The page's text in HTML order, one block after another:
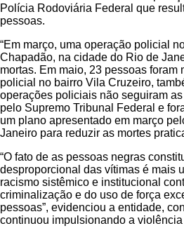
Polícia Rodoviária Federal que
pessoas.
“Em março, uma operação policial
Chapadão, na cidade do Rio de
mortas. Em maio, 23 pessoas foram
policial no bairro Vila Cruzeiro,
operações policiais não seguiram
pelo Supremo Tribunal Federal e
um plano apresentado em março
Janeiro para reduzir as mortes
“O fato de as pessoas negras
desproporcional das vítimas é mais
racismo sistêmico e institucional
criminalização e do uso de força
pessoas”, evidenciou a entidade,
continuou impulsionando a